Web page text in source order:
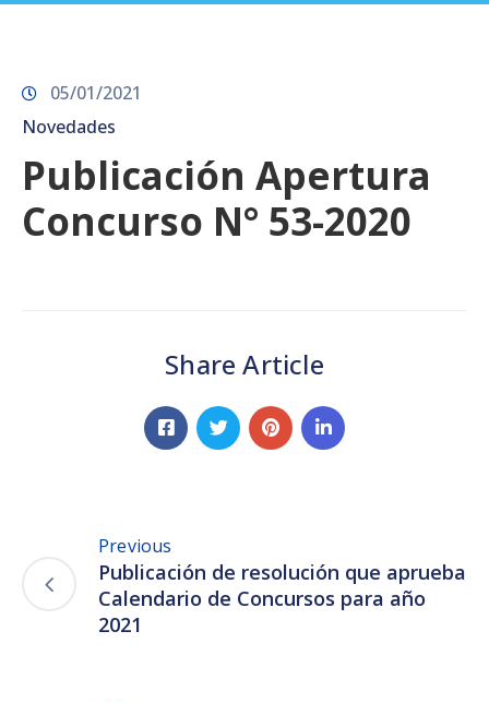
05/01/2021
Novedades
Publicación Apertura
Concurso N° 53-2020
Share Article
Previous
Publicación de resolución que aprueba
Calendario de Concursos para año
2021